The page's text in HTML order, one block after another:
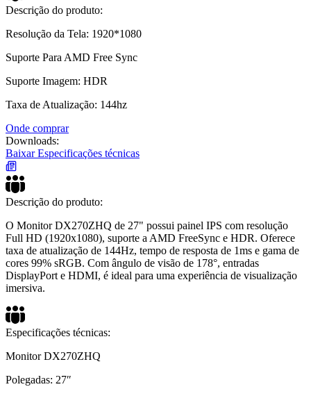
Descrição do produto:
Resolução da Tela: 1920*1080
Suporte Para AMD Free Sync
Suporte Imagem: HDR
Taxa de Atualização: 144hz
Onde comprar
Downloads:
Baixar Especificações técnicas
Descrição do produto:
O Monitor DX270ZHQ de 27" possui painel IPS com resolução
Full HD (1920x1080), suporte a AMD FreeSync e HDR. Oferece
taxa de atualização de 144Hz, tempo de resposta de 1ms e gama de
cores 99% sRGB. Com ângulo de visão de 178°, entradas
DisplayPort e HDMI, é ideal para uma experiência de visualização
imersiva.
Especificações técnicas:
Monitor DX270ZHQ
Polegadas: 27″